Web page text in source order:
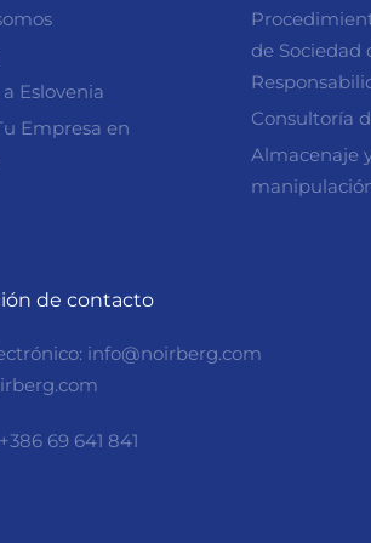
Eslovenia
Empresa en
de Sociedad
Consultoría
Almacenaje
de contacto
info@noirberg.com
69 641 841